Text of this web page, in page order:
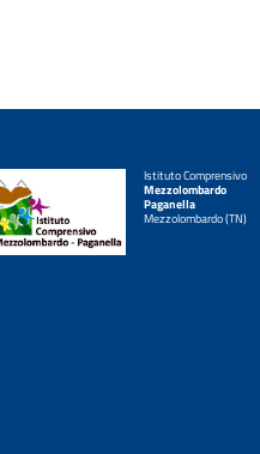
Istituto Comprensivo
Mezzolombardo
Paganella
Mezzolombardo (TN)